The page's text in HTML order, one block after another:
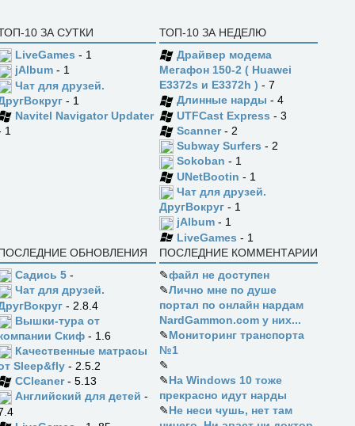
10 ЗА СУТКИ
LiveGames - 1
jAlbum - 1
Чат для друзей.
- 1
Navitel Navigator Updater
1
ТОП-10 ЗА НЕДЕЛЮ
Драйвер модема
Мегафон 150-2 ( Huawei
E3372s и E3372h ) - 7
Длинные нарды - 4
UTFCast Express - 3
Scanner- 2
Subway Surfers - 2
Sokoban - 1
UNetBootin - 1
Чат для друзей.
ДругВокруг - 1
jAlbum - 1
LiveGames - 1
ОБНОВЛЕНИЯ
Садись 5 -
Чат для друзей.
- 2.8.4
Вышки-тура от
Скиф - 1.6
Качественные матрасы
Sleep&fly - 2.5.2
CCleaner- 5.13
Английский для детей -
ПОСЛЕДНИЕ КОММЕНТАРИИ
✎файл не доступен
✎Лично мне по душе
портал по онлайн нардам
NardGammon.com у них...
✎Мониторинг транспорта
№1
✎
✎На Windows 10 тоже
прекрасно идут нарды
✎Не неси чушь, нет там